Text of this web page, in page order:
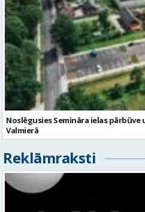
Noslēgusies Semināra ielas
Valmierā
Reklāmraksti